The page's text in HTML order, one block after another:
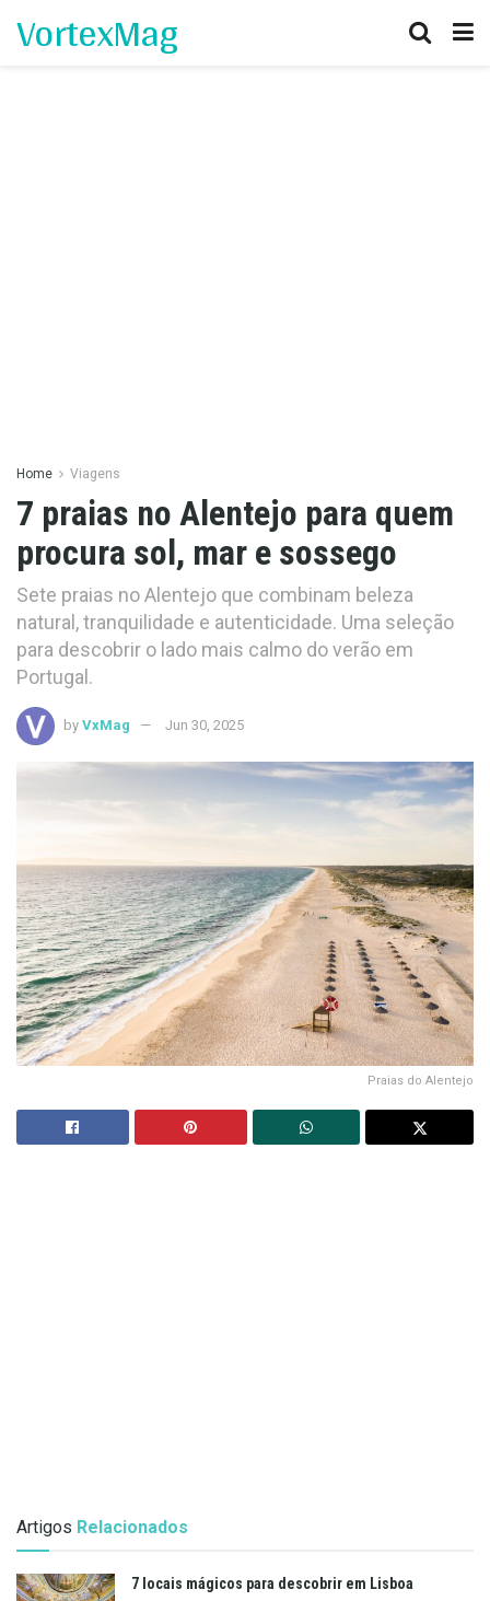
VortexMag
Home Viagens
7 praias no Alentejo para quem
procura sol, mar e sossego
Sete praias no Alentejo que combinam beleza
natural, tranquilidade e autenticidade. Uma seleção
para descobrir o lado mais calmo do verão em
Portugal.
by VxMag Jun 30, 2025
Praias do Alentejo
Artigos Relacionados
7 locais mágicos para descobrir em Lisboa